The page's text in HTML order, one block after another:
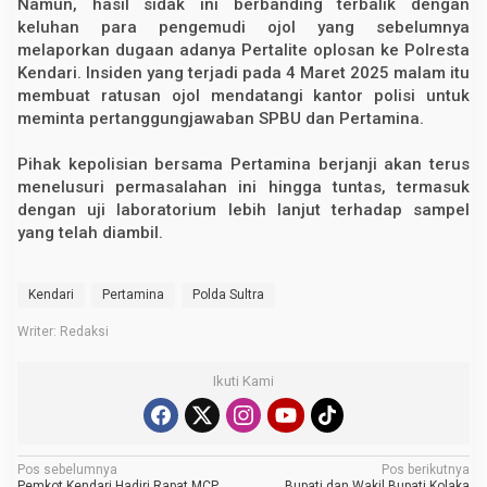
Namun, hasil sidak ini berbanding terbalik dengan
keluhan para pengemudi ojol yang sebelumnya
melaporkan dugaan adanya Pertalite oplosan ke Polresta
Kendari. Insiden yang terjadi pada 4 Maret 2025 malam itu
membuat ratusan ojol mendatangi kantor polisi untuk
meminta pertanggungjawaban SPBU dan Pertamina.
Pihak kepolisian bersama Pertamina berjanji akan terus
menelusuri permasalahan ini hingga tuntas, termasuk
dengan uji laboratorium lebih lanjut terhadap sampel
yang telah diambil.
Kendari Pertamina Polda Sultra
Writer: Redaksi
Ikuti Kami
N
Pos sebelumnya
Pos berikutnya